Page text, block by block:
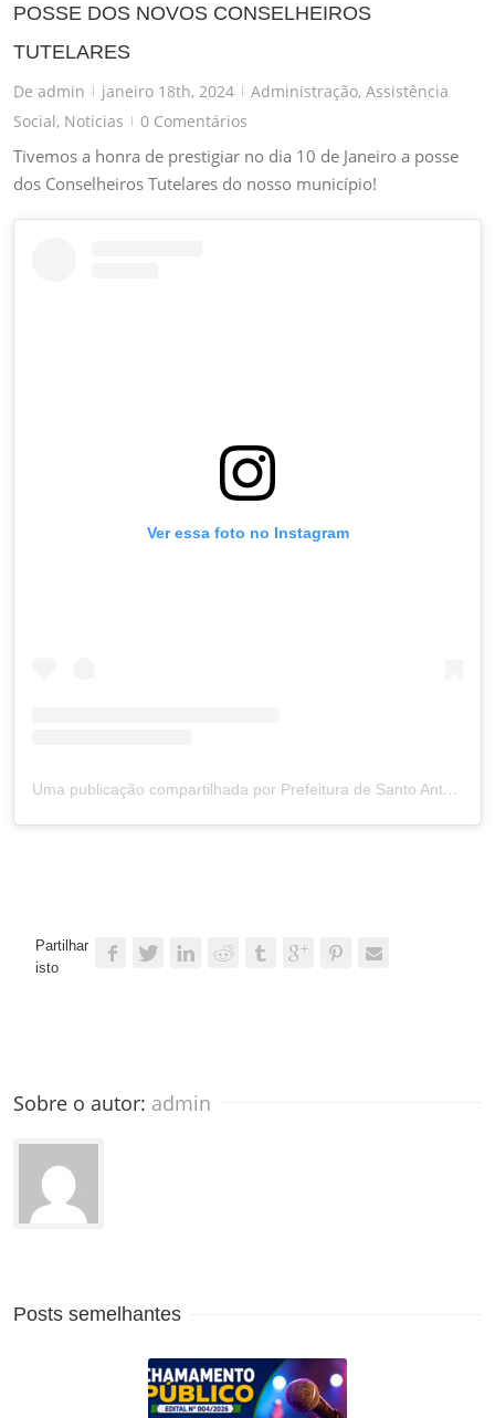
POSSE DOS NOVOS CONSELHEIROS
TUTELARES
De admin | janeiro 18th, 2024 | Administração, Assistência
Social, Noticias | 0 Comentários
Tivemos a honra de prestigiar no dia 10 de Janeiro a posse
dos Conselheiros Tutelares do nosso município!
Ver essa foto no Instagram
Uma publicação compartilhada por Prefeitura de Santo Antônio (@prefsantoantonio)
Partilhar
isto
Sobre o autor: admin
Posts semelhantes